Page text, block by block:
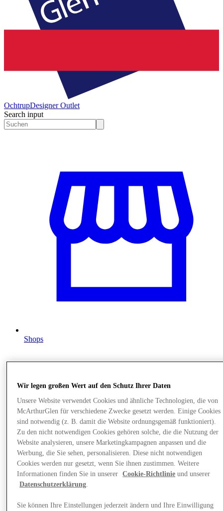
OchtrupDesigner Outlet
Search input
Shops
Wir legen großen Wert auf den Schutz Ihrer Daten
Unsere Website verwendet Cookies und ähnliche Technologien, die von
McArthurGlen für verschiedene Zwecke gesetzt werden. Einige Cookies
sind notwendig (z. B. damit die Website ordnungsgemäß funktioniert).
Zu den nicht notwendigen Cookies gehören solche, die die Nutzung der
Website analysieren, unsere Marketingkampagnen anpassen und die
Werbung, die Sie sehen, personalisieren. Diese nicht notwendigen
Cookies werden nur gesetzt, wenn Sie ihnen zustimmen. Weitere
Informationen finden Sie in unserer
Cookie-Richtlinie und unserer
Datenschutzerklärung
Sie können Ihre Einstellungen jederzeit ändern und Ihre Einwilligung